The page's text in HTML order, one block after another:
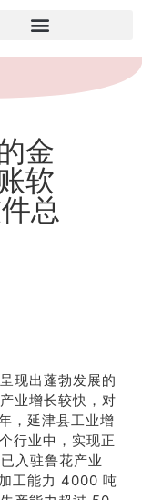
金
软
总
现出蓬勃发展的
业增长较快，对
，延津县工业增
行业中，实现正
入驻鲁花产业
工能力 4000 吨